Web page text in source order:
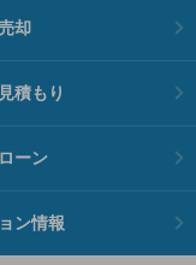
却
積もり
ーン
ン情報